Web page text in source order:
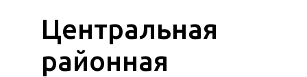
Центральная
районная